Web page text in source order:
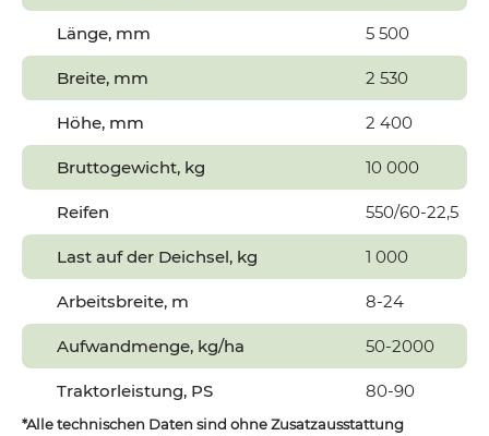
Länge, mm 5 500
Breite, mm 2 530
Höhe, mm 2 400
Bruttogewicht, kg 10 000
Reifen 550/60-22,5
Last auf der Deichsel, kg 1 000
Arbeitsbreite, m 8-24
Aufwandmenge, kg/ha 50-2000
Traktorleistung, PS 80-90
*Alle technischen Daten sind ohne Zusatzausstattung